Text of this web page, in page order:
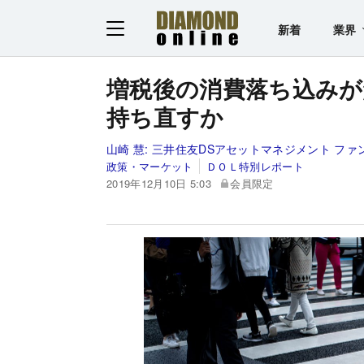
新着 業界
増税後の消費落ち込み
持ち直すか
山崎 慧: 三井住友DSアセットマネジメント ファ
政策・マーケット
ＤＯＬ特別レポート
2019年12月10日 5:03
会員限定